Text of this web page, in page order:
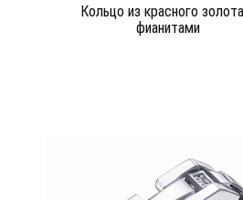
Кольцо из красного
фианитами